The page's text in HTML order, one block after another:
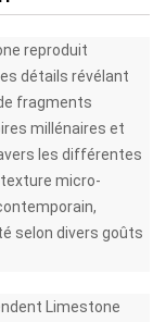
reproduit
détails révélant
fragments
millénaires et
les différentes
micro-
selon divers goûts
Limestone